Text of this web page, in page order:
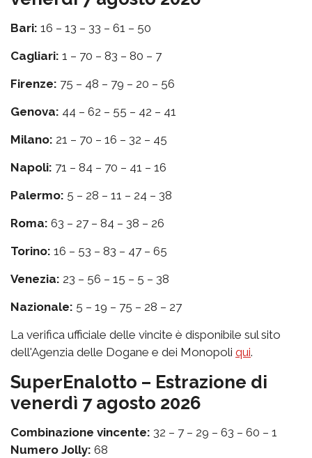
Bari: 16 – 13 – 33 – 61 – 50
Cagliari: 1 – 70 – 83 – 80 – 7
Firenze: 75 – 48 – 79 – 20 – 56
Genova: 44 – 62 – 55 – 42 – 41
Milano: 21 – 70 – 16 – 32 – 45
Napoli: 71 – 84 – 70 – 41 – 16
Palermo: 5 – 28 – 11 – 24 – 38
Roma: 63 – 27 – 84 – 38 – 26
Torino: 16 – 53 – 83 – 47 – 65
Venezia: 23 – 56 – 15 – 5 – 38
Nazionale: 5 – 19 – 75 – 28 – 27
La verifica ufficiale delle vincite è disponibile sul sito
dell'Agenzia delle Dogane e dei Monopoli qui.
SuperEnalotto – Estrazione di
venerdì 7 agosto 2026
Combinazione vincente: 32 – 7 – 29 – 63 – 60 – 1
Numero Jolly: 68